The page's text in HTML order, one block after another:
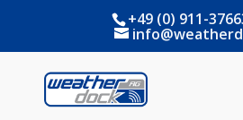
+49 (0) 911-